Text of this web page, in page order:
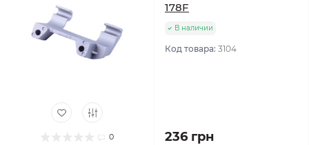
0
178F
В наличии
Код товара: 3104
236 грн